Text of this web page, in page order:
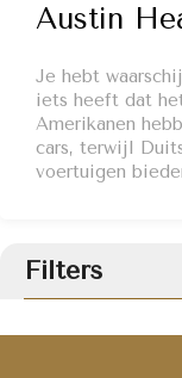
Austin
Je hebt
iets heeft dat
Amerikanen
cars, terwijl
voertuigen
Filters